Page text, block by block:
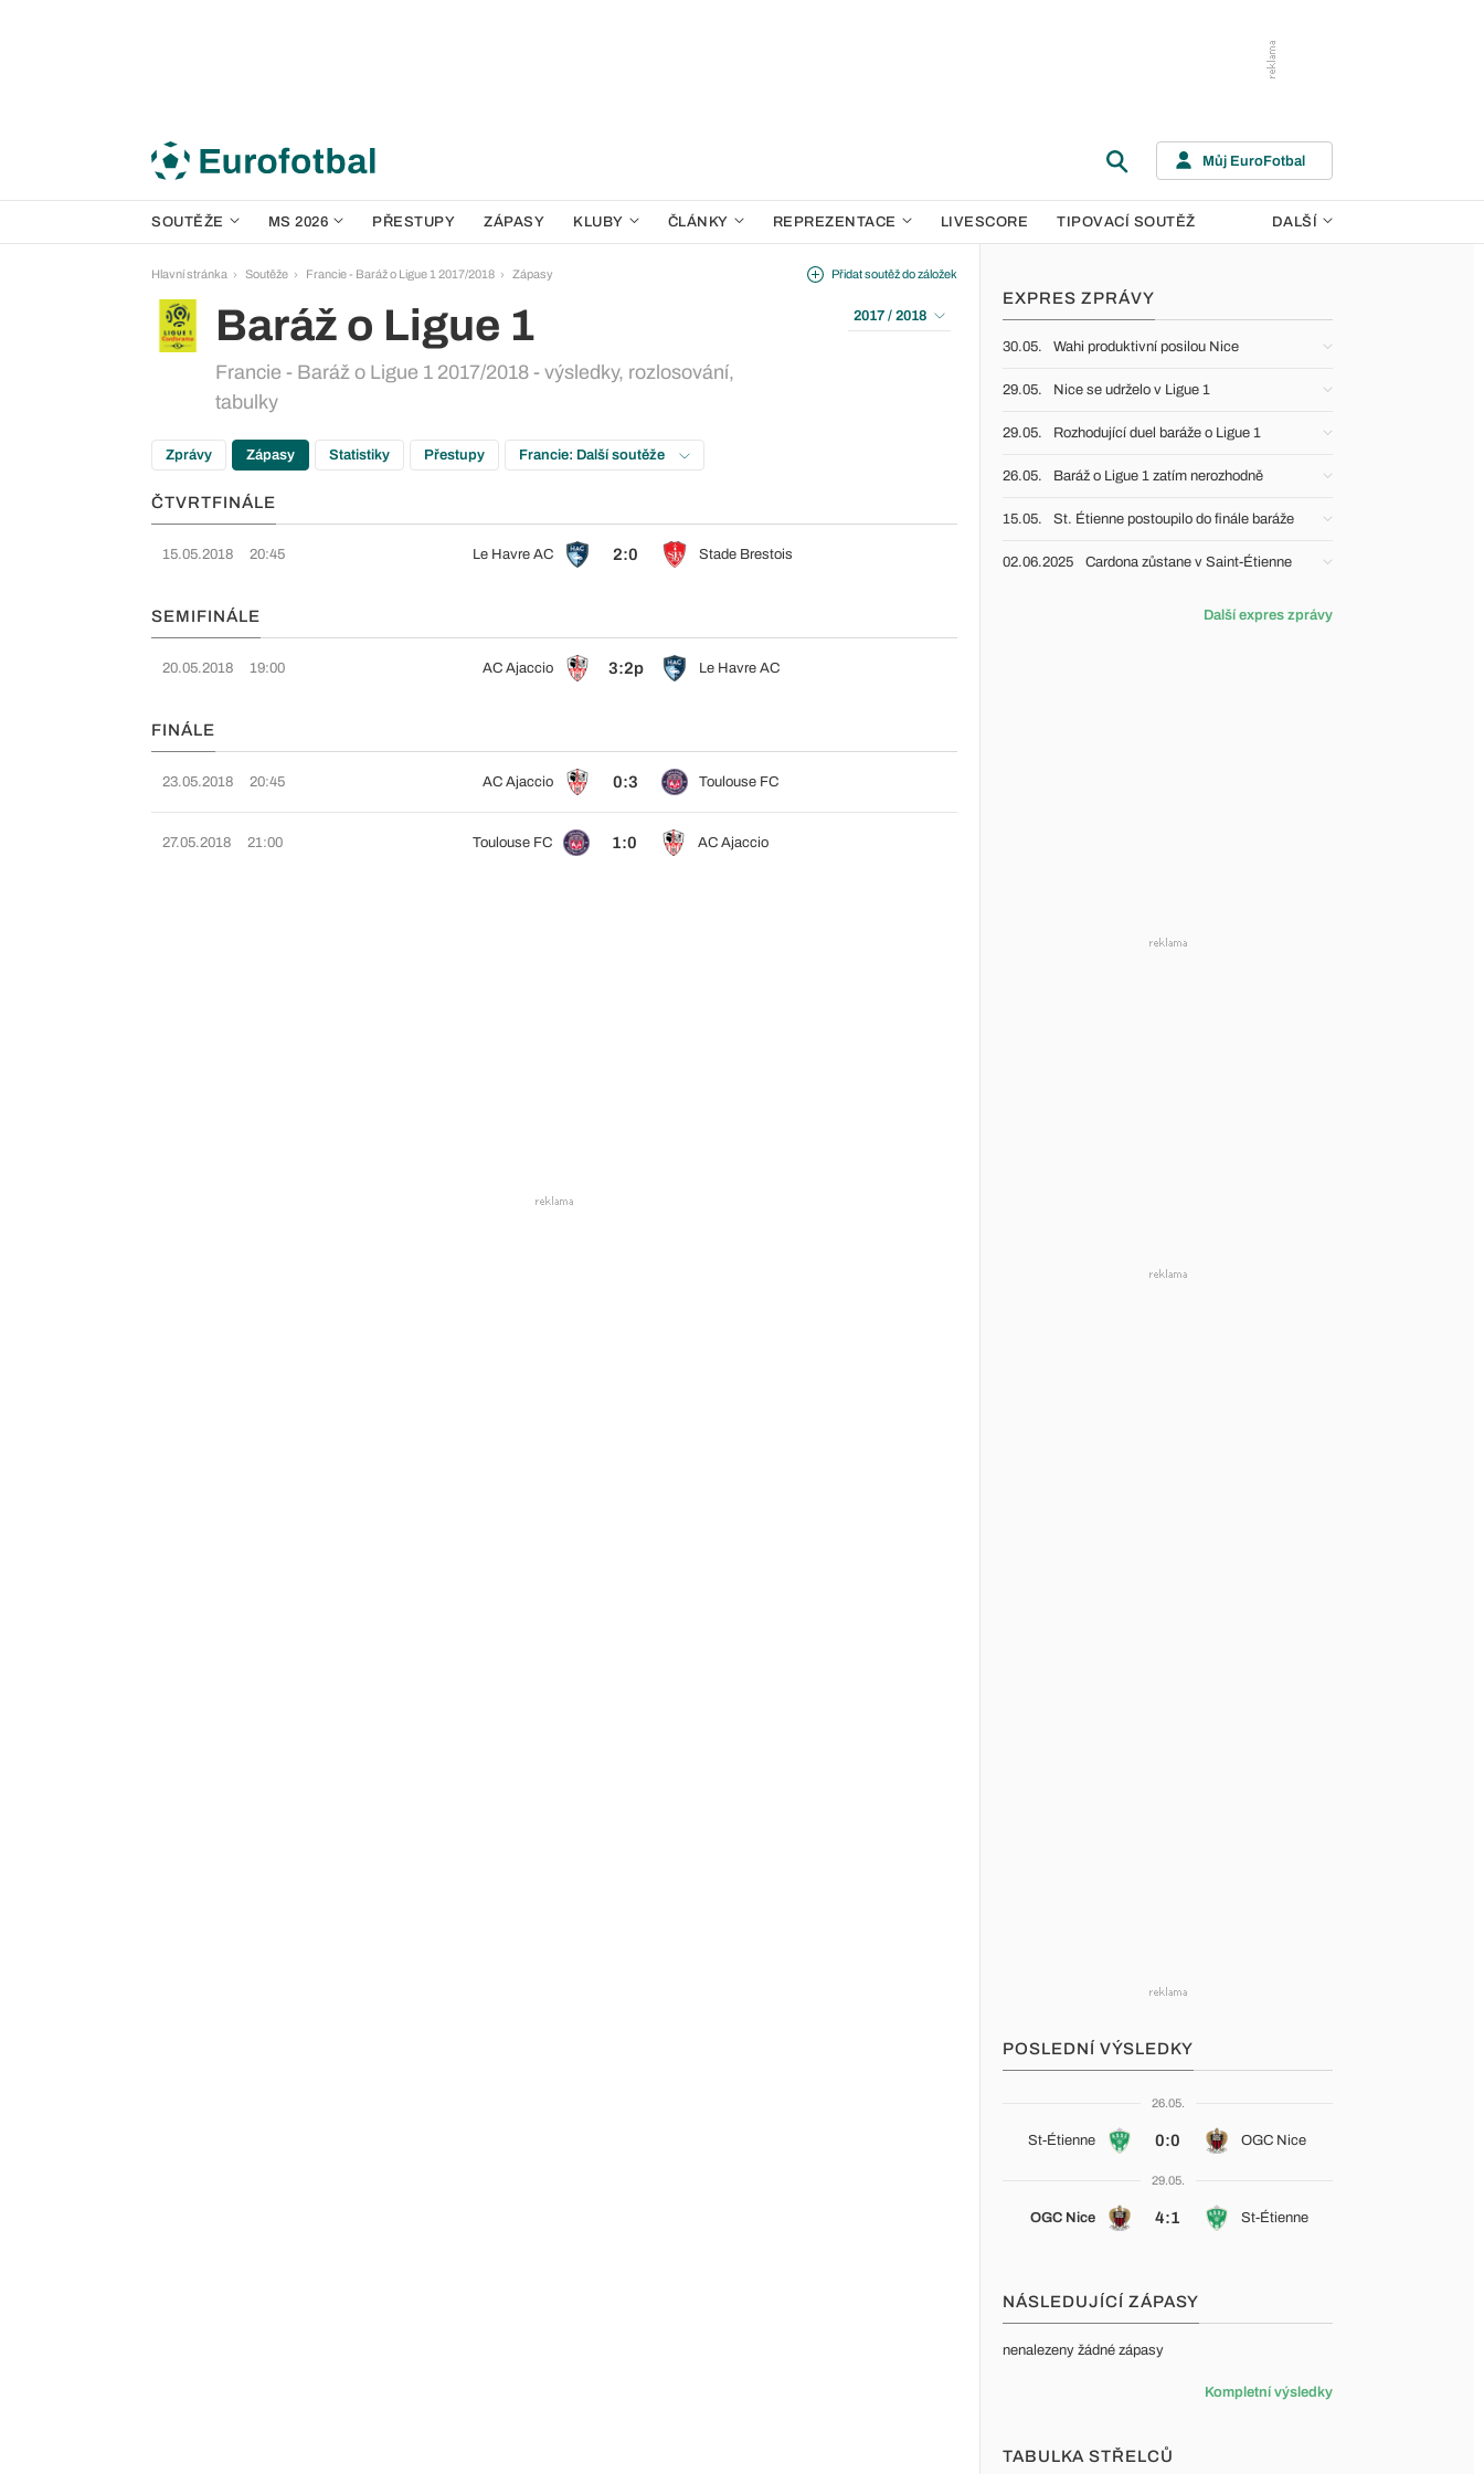
Můj EuroFotbal
SOUTĚŽE MS 2026 PŘESTUPY ZÁPASY KLUBY ČLÁNKY REPREZENTACE LIVESCORE TIPOVACÍ SOUTĚŽ DALŠÍ
Hlavní stránka Soutěže Francie - Baráž o Ligue 1 2017/2018 Zápasy
Baráž o Ligue 1
Francie - Baráž o Ligue 1 2017/2018 - výsledky, rozlosování,
tabulky
Přidat soutěž do záložek
2017 / 2018
Zprávy Zápasy Statistiky Přestupy Francie: Další soutěže
ČTVRTFINÁLE
15.05.2018 20:45 Le Havre AC 2:0 Stade Brestois
SEMIFINÁLE
20.05.2018 19:00 AC Ajaccio 3:2p Le Havre AC
FINÁLE
23.05.2018 20:45 AC Ajaccio 0:3 Toulouse FC
27.05.2018 21:00 Toulouse FC 1:0 AC Ajaccio
EXPRES ZPRÁVY
30.05. Wahi produktivní posilou Nice
29.05. Nice se udrželo v Ligue 1
29.05. Rozhodující duel baráže o Ligue 1
26.05. Baráž o Ligue 1 zatím nerozhodně
15.05. St. Étienne postoupilo do finále baráže
02.06.2025 Cardona zůstane v Saint-Étienne
Další expres zprávy
POSLEDNÍ VÝSLEDKY
26.05.
St-Étienne 0:0 OGC Nice
29.05.
OGC Nice 4:1 St-Étienne
NÁSLEDUJÍCÍ ZÁPASY
nenalezeny žádné zápasy
Kompletní výsledky
TABULKA STŘELCŮ